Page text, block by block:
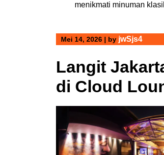
menikmati minuman
Mei 14, 2026 | by jwSjs4
Langit
di Cloud